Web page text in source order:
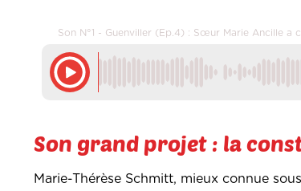
Son N°1 - Guenviller (Ep.4) : Sœur Marie Ancille a
Son grand projet : la
Marie-Thérèse Schmitt, mieux connue